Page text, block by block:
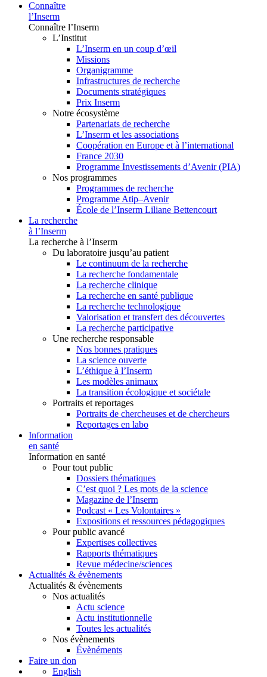
Connaître
l’Inserm
Connaître l’Inserm
L’Institut
L’Inserm en un coup d’œil
Missions
Organigramme
Infrastructures de recherche
Documents stratégiques
Prix Inserm
Notre écosystème
Partenariats de recherche
L’Inserm et les associations
Coopération en Europe et à l’international
France 2030
Programme Investissements d’Avenir (PIA)
Nos programmes
Programmes de recherche
Programme Atip–Avenir
École de l’Inserm Liliane Bettencourt
La recherche
à l’Inserm
La recherche à l’Inserm
Du laboratoire jusqu’au patient
Le continuum de la recherche
La recherche fondamentale
La recherche clinique
La recherche en santé publique
La recherche technologique
Valorisation et transfert des découvertes
La recherche participative
Une recherche responsable
Nos bonnes pratiques
La science ouverte
L’éthique à l’Inserm
Les modèles animaux
La transition écologique et sociétale
Portraits et reportages
Portraits de chercheuses et de chercheurs
Reportages en labo
Information
en santé
Information en santé
Pour tout public
Dossiers thématiques
C’est quoi ? Les mots de la science
Magazine de l’Inserm
Podcast « Les Volontaires »
Expositions et ressources pédagogiques
Pour public avancé
Expertises collectives
Rapports thématiques
Revue médecine/sciences
Actualités & évènements
Actualités & évènements
Nos actualités
Actu science
Actu institutionnelle
Toutes les actualités
Nos évènements
Évènéments
Faire un don
English